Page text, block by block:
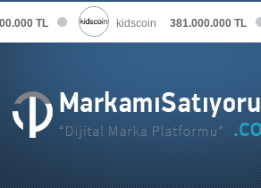
TL kidscoin 381.000.000 TL